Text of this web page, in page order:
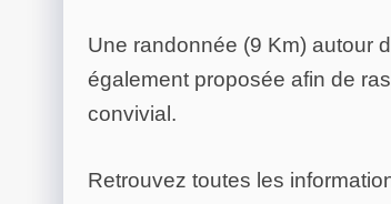
Une randonnée (9 Km) autour
également proposée afin de
convivial.
Retrouvez toutes les